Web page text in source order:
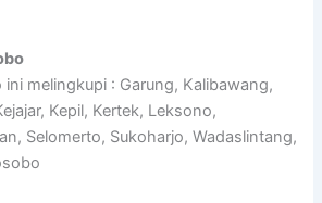
melingkupi : Garung, Kalibawang,
Kepil, Kertek, Leksono,
Selomerto, Sukoharjo, Wadaslintang,